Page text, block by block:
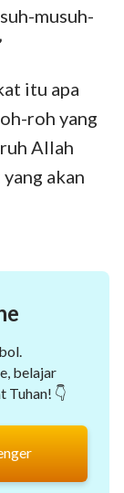
musuh-
itu apa
roh yang
Allah
akan
belajar
Tuhan! 👇